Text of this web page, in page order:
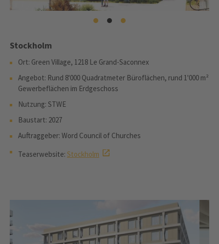
Stockholm
Ort: Green Village, 1218 Le Grand-Saconnex
Angebot: Rund 8'000 Quadratmeter Büroflächen, rund 1'000 m²
Gewerbeflächen im Erdgeschoss
Nutzung: STWE
Baustart: 2027
Auftraggeber: Word Council of Churches
Teaserwebsite: Stockholm